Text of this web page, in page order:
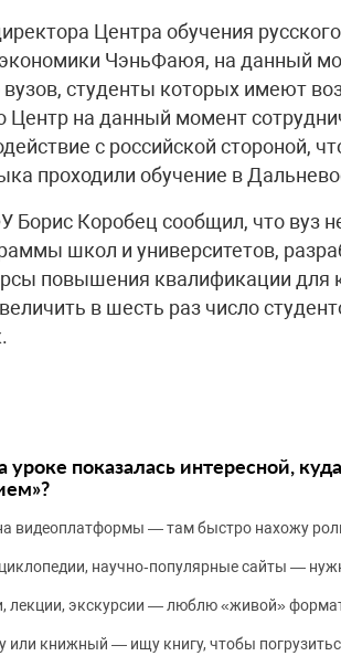
Центра обучения
ЧэньФаюя, на данный
студенты которых имеют
Центр на данный момент
с российской стороной,
проходили обучение в
Борис Коробец сообщил, что вуз
школ и университетов,
повышения квалификации для
в шесть раз число
уроке показалась интересной,
видеоплатформы — там быстро нахожу
научно‑популярные сайты —
лекции, экскурсии — люблю «живой»
или книжный — ищу книгу, чтобы